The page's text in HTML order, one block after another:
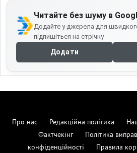
Читайте без шуму в
Додайте у джерела для
підпишіться на стрічку
Додати
Про нас Редакційна політика
Фактчекінг
Політика
конфіденційності
Правила